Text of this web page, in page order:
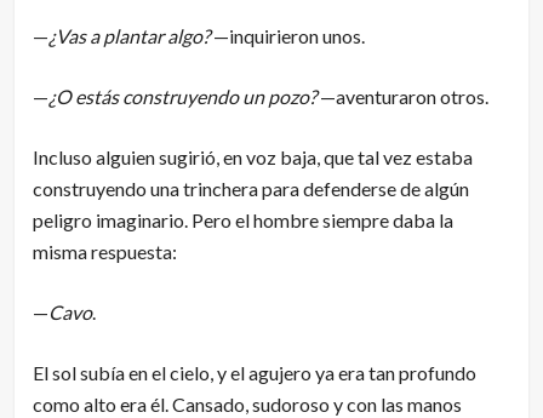
—¿Vas a plantar algo?—inquirieron unos.
—¿O estás construyendo un pozo?—aventuraron otros.
Incluso alguien sugirió, en voz baja, que tal vez estaba
construyendo una trinchera para defenderse de algún
peligro imaginario. Pero el hombre siempre daba la
misma respuesta:
—Cavo.
El sol subía en el cielo, y el agujero ya era tan profundo
como alto era él. Cansado, sudoroso y con las manos